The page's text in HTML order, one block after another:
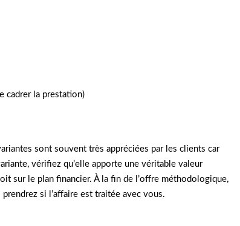
cadrer la prestation)
sont souvent très appréciées par les clients car
vérifiez qu’elle apporte une véritable valeur
sur le plan financier. À la fin de l’offre méthodologique,
si l’affaire est traitée avec vous.